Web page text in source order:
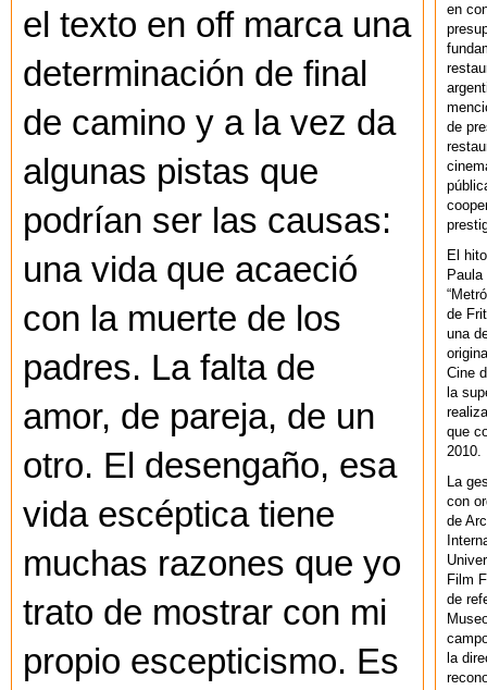
el texto en off marca una
determinación de final
de camino y a la vez da
algunas pistas que
podrían ser las causas:
una vida que acaeció
con la muerte de los
padres. La falta de
amor, de pareja, de un
otro. El desengaño, esa
vida escéptica tiene
muchas razones que yo
trato de mostrar con mi
propio escepticismo. Es
en
de
El
de
una
Cine
la
que
2010.
La
con
de
Film
de
la